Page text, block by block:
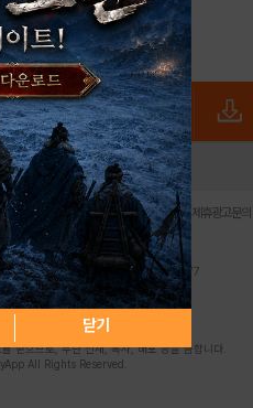
닫기
버전 전체앱
소년 보호정책 | 불법촬영물 신고센터 | 제휴광고문의
(주)스마트나우 대표이사:송현두
연락처:063-284-8635 팩스:02-6265-0377
desk@hungryapp.co.kr
| 등록일자:2016년4월25일
송현두 | 편집인:김동욱
받으므로, 무단 전재, 복사, 배포 등을 금합니다.
All Rights Reserved.